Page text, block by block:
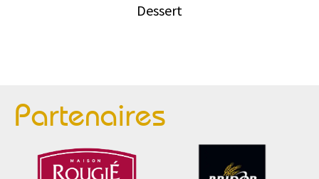
Dessert
Partenaires